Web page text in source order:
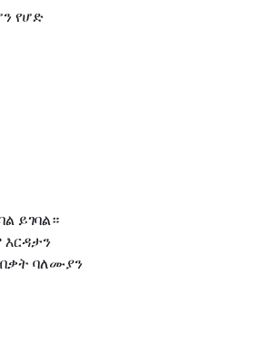
የሆድ
ይገባል።
ባለሙያን